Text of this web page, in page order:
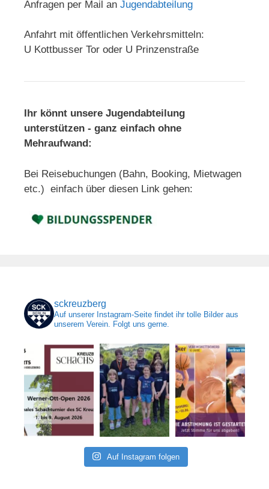
Anfragen per Mail an Jugendabteilung
Anfahrt mit öffentlichen Verkehrsmitteln:
U Kottbusser Tor oder U Prinzenstraße
Ihr könnt unsere Jugendabteilung
unterstützen - ganz einfach ohne
Mehraufwand:
Bei Reisebuchungen (Bahn, Booking, Mietwagen
etc.) einfach über diesen Link gehen:
sckreuzberg
Auf unserer Instagram-Seite findet ihr tolle Bilder aus
unserem Verein. Folgt uns gerne.
Auf Instagram folgen